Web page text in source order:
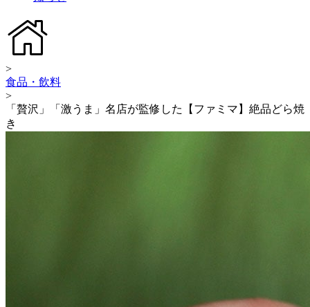
>
食品・飲料
>
「贅沢」「激うま」名店が監修した【ファミマ】絶品どら焼
き